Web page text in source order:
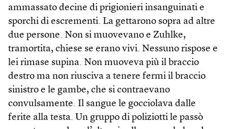
ammassato decine di prigionieri insanguinati e
sporchi di escrementi. La gettarono sopra ad altre
due persone. Non si muovevano e Zuhlke,
tramortita, chiese se erano vivi. Nessuno rispose e
lei rimase supina. Non muoveva più il braccio
destro ma non riusciva a tenere fermi il braccio
sinistro e le gambe, che si contraevano
convulsamente. Il sangue le gocciolava dalle
ferite alla testa. Un gruppo di poliziotti le passò